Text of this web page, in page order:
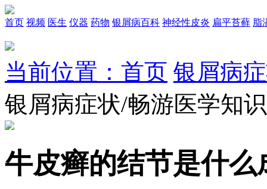
首页 视频 医生 仪器 药物 银屑病百科 神经性皮炎 扁平苔藓 脂
当前位置：首页 银屑病
银屑病症状/畅游医学知
牛皮癣的结节是什么